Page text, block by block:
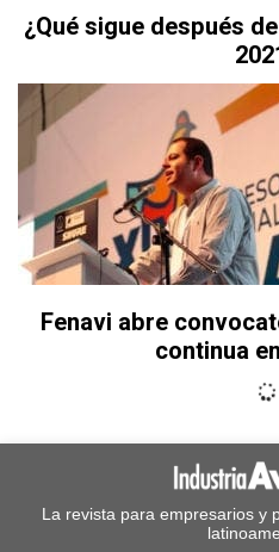
¿Qué sigue después
Fenavi abre
continua
La revista para empresarios y